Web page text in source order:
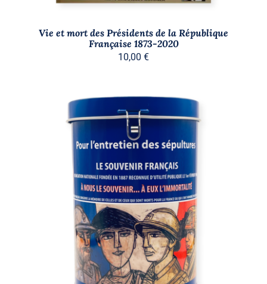
Vie et mort des Présidents de la République
Française 1873-2020
10,00 €
/